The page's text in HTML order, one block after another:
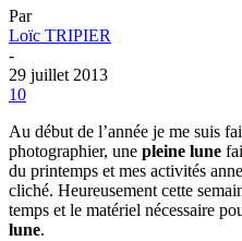
Par
Loïc TRIPIER
-
29 juillet 2013
10
Au début de l’année je me suis
photographier, une pleine lune
du printemps et mes activités
cliché. Heureusement cette
temps et le matériel nécessaire
lune.